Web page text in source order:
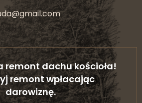
remont dachu kościoła!
remont wpłacając
darowiznę.